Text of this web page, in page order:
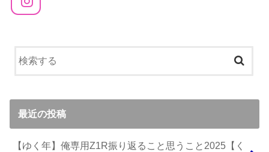
最近の投稿
【ゆく年】俺専用Z1R振り返ること思うこと2025【く